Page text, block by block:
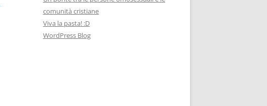
comunità cristiane
Viva la pasta! :D
WordPress Blog